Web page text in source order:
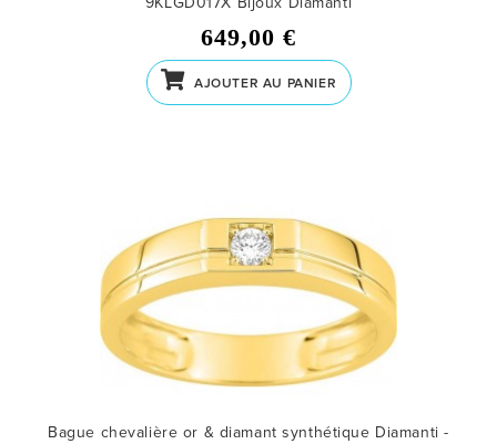
649,00 €
AJOUTER AU PANIER
Bague chevalière or & diamant synthétique Diamanti -